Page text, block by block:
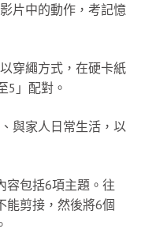
片中的動作，考記憶
穿繩方式，在硬卡紙
5」配對。
與家人日常生活，以
容包括6項主題。往
能剪接，然後將6個